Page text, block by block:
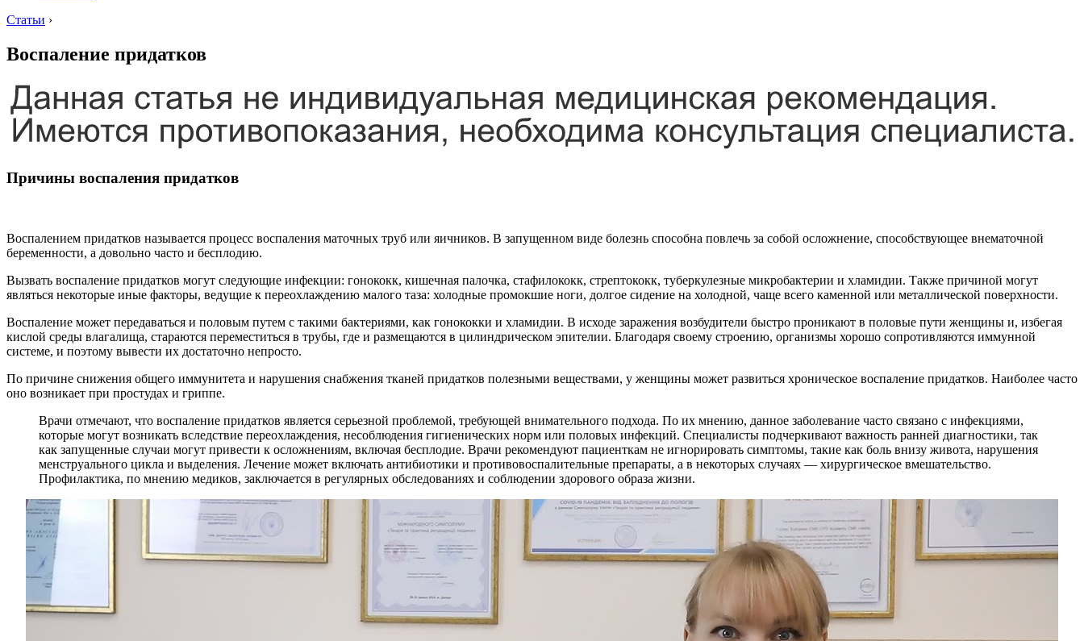
Статьи ›
Воспаление придатков
Причины воспаления придатков
Воспалением придатков называется процесс воспаления маточных труб или яичников. В запущенном виде болезнь способна повлечь за собой осложнение, способствующее внематочной
беременности, а довольно часто и бесплодию.
Вызвать воспаление придатков могут следующие инфекции: гонококк, кишечная палочка, стафилококк, стрептококк, туберкулезные микробактерии и хламидии. Также причиной могут
являться некоторые иные факторы, ведущие к переохлаждению малого таза: холодные промокшие ноги, долгое сидение на холодной, чаще всего каменной или металлической поверхности.
Воспаление может передаваться и половым путем с такими бактериями, как гонококки и хламидии. В исходе заражения возбудители быстро проникают в половые пути женщины и, избегая
кислой среды влагалища, стараются переместиться в трубы, где и размещаются в цилиндрическом эпителии. Благодаря своему строению, организмы хорошо сопротивляются иммунной
системе, и поэтому вывести их достаточно непросто.
По причине снижения общего иммунитета и нарушения снабжения тканей придатков полезными веществами, у женщины может развиться хроническое воспаление придатков. Наиболее часто
оно возникает при простудах и гриппе.
Врачи отмечают, что воспаление придатков является серьезной проблемой, требующей внимательного подхода. По их мнению, данное заболевание часто связано с инфекциями,
которые могут возникать вследствие переохлаждения, несоблюдения гигиенических норм или половых инфекций. Специалисты подчеркивают важность ранней диагностики, так
как запущенные случаи могут привести к осложнениям, включая бесплодие. Врачи рекомендуют пациенткам не игнорировать симптомы, такие как боль внизу живота, нарушения
менструального цикла и выделения. Лечение может включать антибиотики и противовоспалительные препараты, а в некоторых случаях — хирургическое вмешательство.
Профилактика, по мнению медиков, заключается в регулярных обследованиях и соблюдении здорового образа жизни.